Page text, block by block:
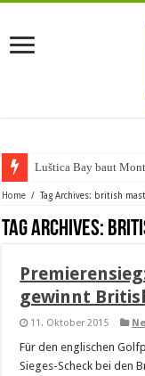
Luštica Bay baut
Home / Tag Archives: british
Tag Archives:
gewinnt
11. Oktober 2015
Für den englischen
Sieges-Scheck bei den